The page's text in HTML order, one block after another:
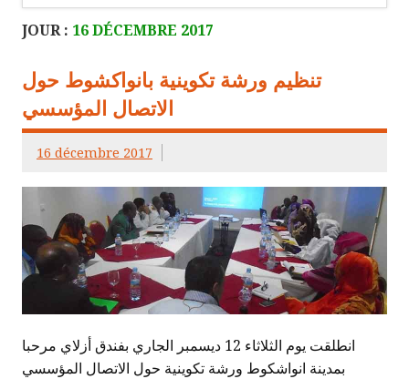
JOUR : 16 DÉCEMBRE 2017
تنظيم ورشة تكوينية بانواكشوط حول
الاتصال المؤسسي
16 décembre 2017
انطلقت يوم الثلاثاء 12 ديسمبر الجاري بفندق أزلاي مرحبا
بمدينة انواشكوط ورشة تكوينية حول الاتصال المؤسسي